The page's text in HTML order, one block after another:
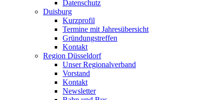
Datenschutz
Duisburg
Kurzprofil
Termine mit Jahresübersicht
Gründungstreffen
Kontakt
Region Düsseldorf
Unser Regionalverband
Vorstand
Kontakt
Newsletter